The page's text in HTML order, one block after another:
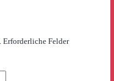
Erforderliche Felder